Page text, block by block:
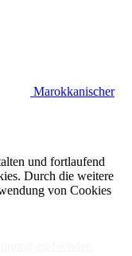
Marokkanischer
und fortlaufend
Durch die weitere
von Cookies